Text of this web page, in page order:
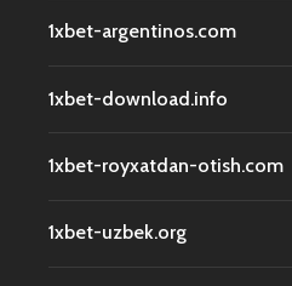
1xbet-argentinos.com
1xbet-download.info
1xbet-royxatdan-otish.com
1xbet-uzbek.org